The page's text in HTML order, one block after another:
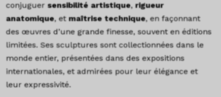
conjuguer sensibilité artistique, rigueur
anatomique, et maîtrise technique, en façonnant
des œuvres d’une grande finesse, souvent en éditions
limitées. Ses sculptures sont collectionnées dans le
monde entier, présentées dans des expositions
internationales, et admirées pour leur élégance et
leur expressivité.